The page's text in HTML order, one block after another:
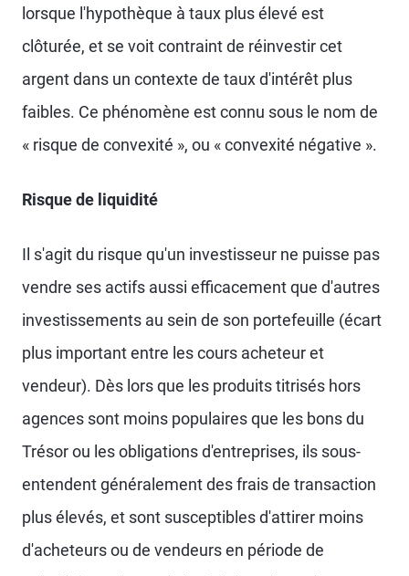
lorsque l'hypothèque à taux plus élevé est
clôturée, et se voit contraint de réinvestir cet
argent dans un contexte de taux d'intérêt plus
faibles. Ce phénomène est connu sous le nom de
« risque de convexité », ou « convexité négative ».
Risque de liquidité
Il s'agit du risque qu'un investisseur ne puisse pas
vendre ses actifs aussi efficacement que d'autres
investissements au sein de son portefeuille (écart
plus important entre les cours acheteur et
vendeur). Dès lors que les produits titrisés hors
agences sont moins populaires que les bons du
Trésor ou les obligations d'entreprises, ils sous-
entendent généralement des frais de transaction
plus élevés, et sont susceptibles d'attirer moins
d'acheteurs ou de vendeurs en période de